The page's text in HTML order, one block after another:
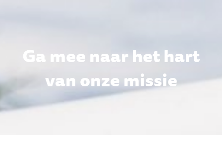
Ga mee naar het hart
van onze missie